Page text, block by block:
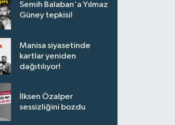
Semih Balaban'a Yılmaz
Güney tepkisi!
Manisa siyasetinde
kartlar yeniden
dağıtılıyor!
İlksen Özalper
sessizliğini bozdu